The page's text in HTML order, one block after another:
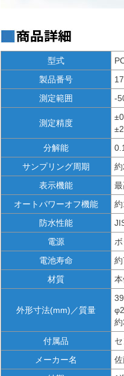
型式
製品番号
測定範囲
-
測定精度
分解能
サンプリング周期
表示機能
オートパワーオフ機能
防水性能
電源
電池寿命
約
材質
外形寸法(mm)／質量
約
付属品
メーカー名